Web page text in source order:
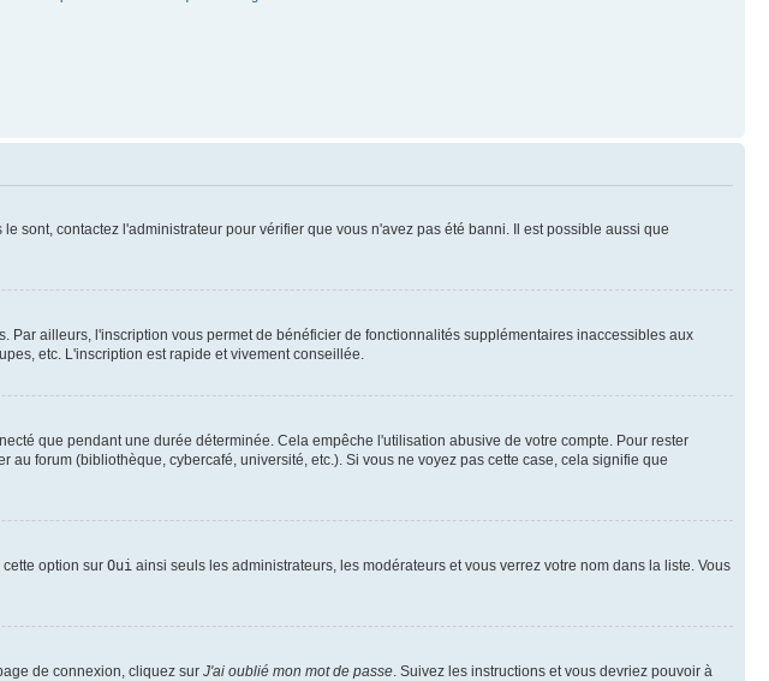
sont, contactez l'administrateur pour vérifier que vous n'avez pas été banni. Il est possible aussi que
ailleurs, l'inscription vous permet de bénéficier de fonctionnalités supplémentaires inaccessibles aux
etc. L'inscription est rapide et vivement conseillée.
que pendant une durée déterminée. Cela empêche l'utilisation abusive de votre compte. Pour rester
forum (bibliothèque, cybercafé, université, etc.). Si vous ne voyez pas cette case, cela signifie que
cette option sur Oui ainsi seuls les administrateurs, les modérateurs et vous verrez votre nom dans la liste. Vous
de connexion, cliquez sur J'ai oublié mon mot de passe. Suivez les instructions et vous devriez pouvoir à